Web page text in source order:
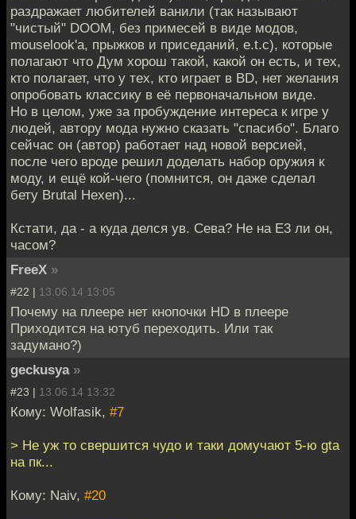
раздражает любителей ванили (так называют
"чистый" DOOM, без примесей в виде модов,
mouselook'а, прыжков и приседаний, e.t.c), которые
полагают что Дум хорош такой, какой он есть, и тех,
кто полагает, что у тех, кто играет в BD, нет желания
опробовать классику в её первоначальном виде.
Но в целом, уже за пробуждение интереса к игре у
людей, автору мода нужно сказать "спасибо". Благо
сейчас он (автор) работает над новой версией,
после чего вроде решил доделать набор оружия к
моду, и ещё кой-чего (помнится, он даже сделал
бету Brutal Hexen)...
Кстати, да - а куда делся ув. Сева? Не на Е3 ли он,
часом?
FreeX »
#22 | 13.06.14 13:05
Почему на плеере нет кнопочки HD в плеере
Приходится на ютуб переходить. Или так
задумано?)
geckusya »
#23 | 13.06.14 13:32
Кому: Wolfasik, #7
> Не уж то свершится чудо и таки домучают 5-ю gta
на пк...
Кому: Naiv, #20